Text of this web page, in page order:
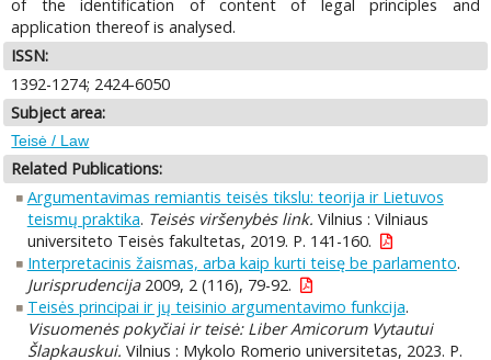
of the identification of content of legal principles and
application thereof is analysed.
ISSN:
1392-1274; 2424-6050
Subject area:
Teisė / Law
Related Publications:
Argumentavimas remiantis teisės tikslu: teorija ir Lietuvos
teismų praktika. Teisės viršenybės link. Vilnius : Vilniaus
universiteto Teisės fakultetas, 2019. P. 141-160.
Interpretacinis žaismas, arba kaip kurti teisę be parlamento.
Jurisprudencija2009, 2 (116), 79-92.
Teisės principai ir jų teisinio argumentavimo funkcija.
Visuomenės pokyčiai ir teisė: Liber Amicorum Vytautui
Šlapkauskui. Vilnius : Mykolo Romerio universitetas, 2023. P.